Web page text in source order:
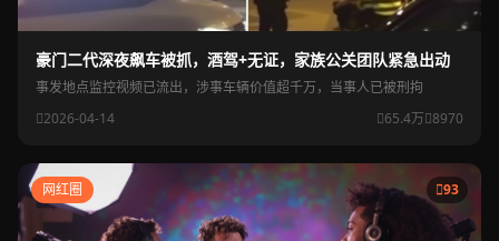
豪门二代深夜飙车被抓，酒驾+无证，家族公关团队紧急出动
事发地点监控视频已流出，涉事车辆价值超千万，当事人已被刑拘
2026-04-14
65.4万 8970
网红圈 93